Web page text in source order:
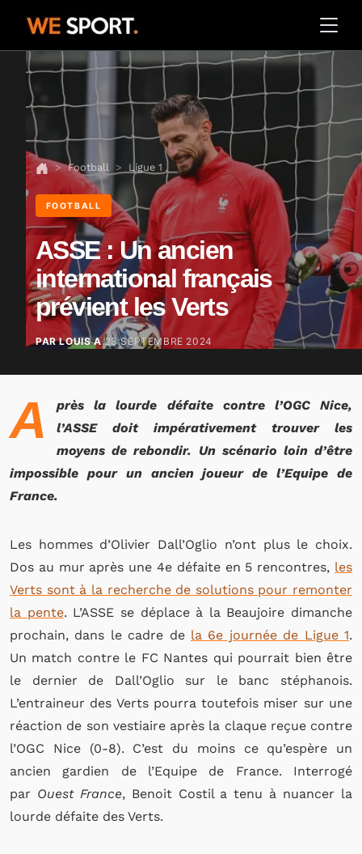
Football Ligue 1
FOOTBALL
ASSE : Un ancien
international français
prévient les Verts
PAR LOUIS A 23 SEPTEMBRE 2024
A
près la lourde défaite contre l’OGC Nice,
l’ASSE doit impérativement trouver les
moyens de rebondir. Un scénario loin d’être
impossible pour un ancien joueur de l’Equipe de
France.
Les hommes d’Olivier Dall’Oglio n’ont plus le choix.
Dos au mur après une 4e défaite en 5 rencontres, les
Verts sont à la recherche de solutions pour remonter
la pente. L’ASSE se déplace à la Beaujoire dimanche
prochain, dans le cadre de la 6e journée de Ligue 1.
Un match contre le FC Nantes qui pourrait bien être
le dernier de Dall’Oglio sur le banc stéphanois.
L’entraineur des Verts pourra toutefois miser sur une
réaction de son vestiaire après la claque reçue contre
l’OGC Nice (0-8). C’est du moins ce qu’espère un
ancien gardien de l’Equipe de France. Interrogé
par Ouest France, Benoit Costil a tenu à nuancer la
lourde défaite des Verts.